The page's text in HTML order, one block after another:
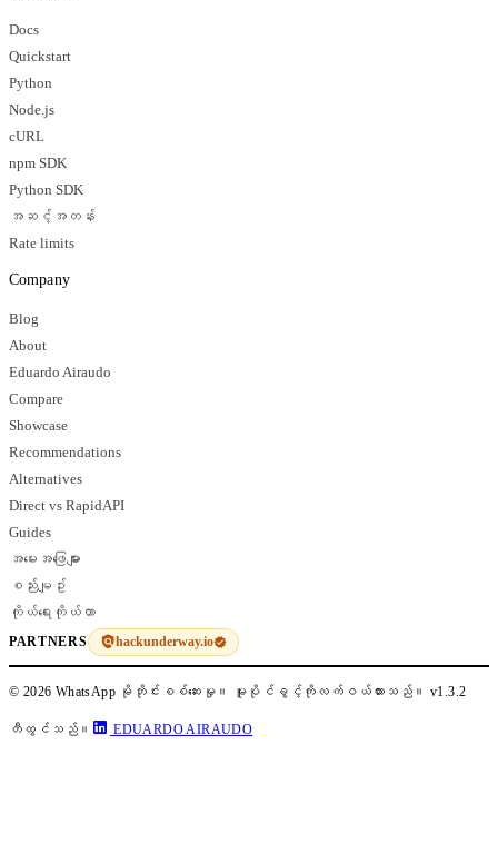
Docs
Quickstart
Python
Node.js
cURL
npm SDK
Python SDK
အဆင့်အတန်း
Rate limits
Company
Blog
About
Eduardo Airaudo
Compare
Showcase
Recommendations
Alternatives
Direct vs RapidAPI
Guides
အမေးအဖြေများ
စည်းမျဥ်း
ကိုယ်ရေးကိုယ်တာ
PARTNERS hackunderway.io
© 2026 WhatsApp မိုဘိုင်းစစ်ဆေးမှု။ မူပိုင်ခွင့်ကိုလက်ဝယ်ထားသည်။ v1.3.2
တီထွင်သည်။ EDUARDO AIRAUDO